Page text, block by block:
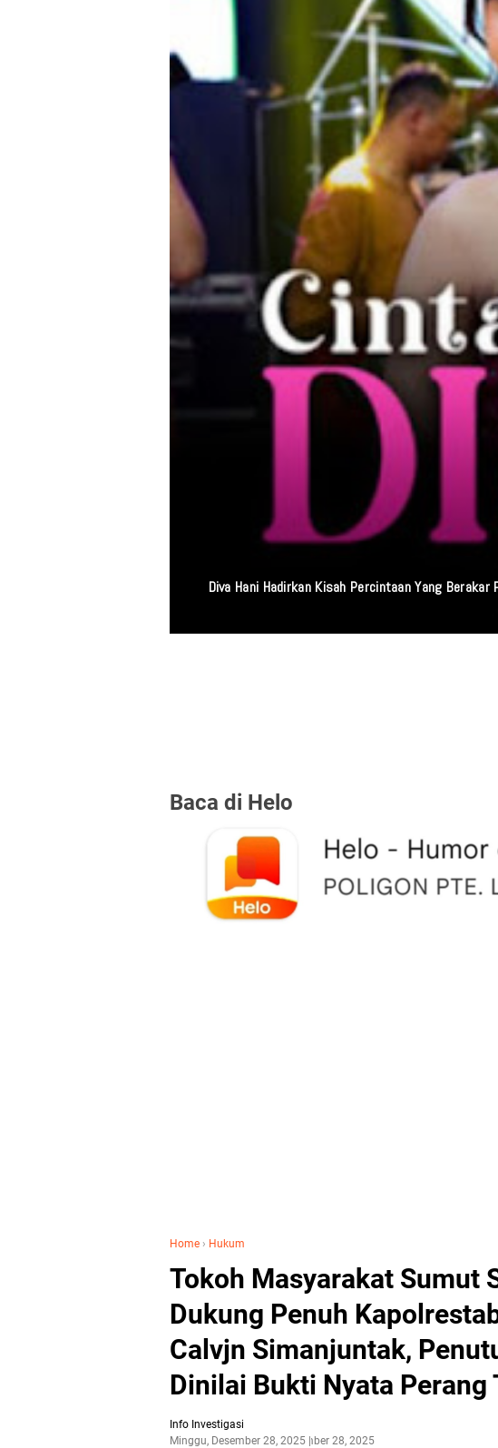
Miris! Propam Polda Sumut Dan
Baca di Helo
Home › Hukum
Tokoh Masyarakat Sumut
Dukung Penuh
Calvjn Simanjuntak,
Dinilai Bukti Nyata Perang
Info Investigasi
Minggu, Desember 28, 2025Desember 28, 2025